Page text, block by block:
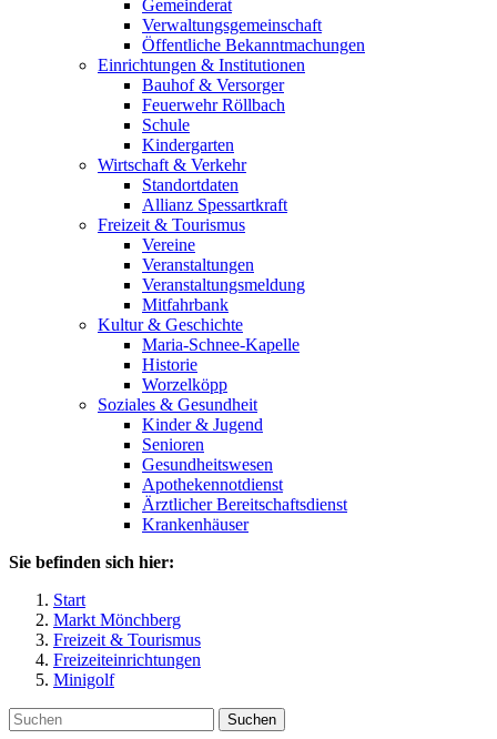
Gemeinderat
Verwaltungsgemeinschaft
Öffentliche Bekanntmachungen
Einrichtungen & Institutionen
Bauhof & Versorger
Feuerwehr Röllbach
Schule
Kindergarten
Wirtschaft & Verkehr
Standortdaten
Allianz Spessartkraft
Freizeit & Tourismus
Vereine
Veranstaltungen
Veranstaltungsmeldung
Mitfahrbank
Kultur & Geschichte
Maria-Schnee-Kapelle
Historie
Worzelköpp
Soziales & Gesundheit
Kinder & Jugend
Senioren
Gesundheitswesen
Apothekennotdienst
Ärztlicher Bereitschaftsdienst
Krankenhäuser
Sie befinden sich hier:
Start
Markt Mönchberg
Freizeit & Tourismus
Freizeiteinrichtungen
Minigolf
Suchen